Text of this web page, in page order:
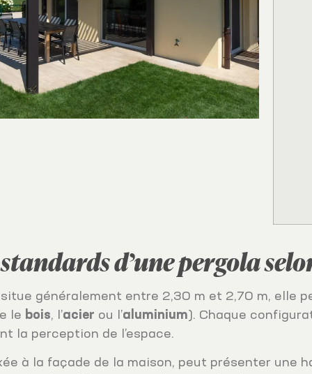
d’une pergola
généralement entre 2,30 m et 2,70 m, elle
le bois, l’acier ou l’aluminium). Chaque
la perception de l’espace.
à la façade de la maison, peut présenter une